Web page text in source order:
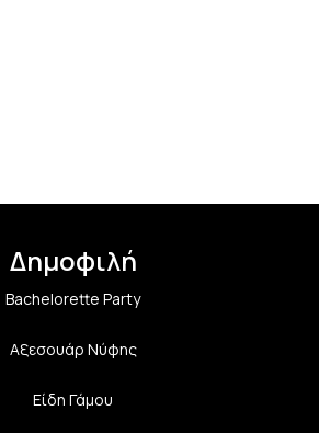
Δημοφιλή
Bachelorette Party
Αξεσουάρ Νύφης
Είδη Γάμου